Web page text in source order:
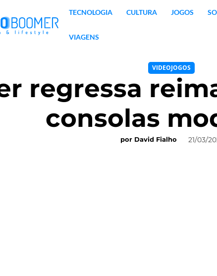
TECNOLOGIA CULTURA JOGOS
VIAGENS
VIDEOJOGOS
regressa
consolas
por David Fialho 21/03/